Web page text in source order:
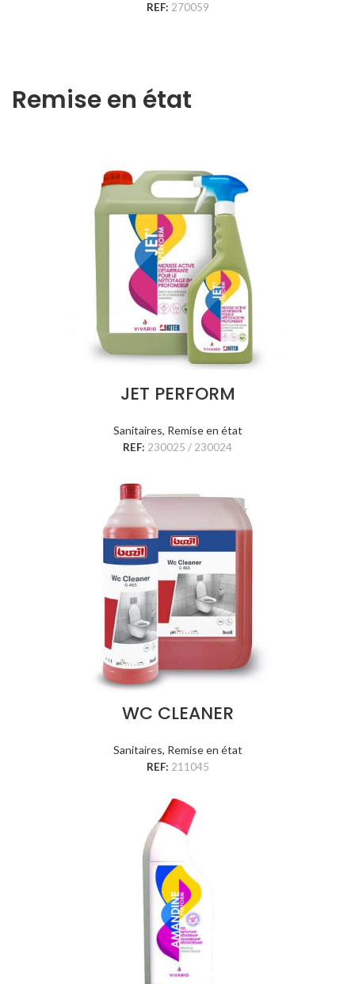
REF: 270059
Remise en état
JET PERFORM
Sanitaires, Remise en état
REF: 230025 / 230024
WC CLEANER
Sanitaires, Remise en état
REF: 211045